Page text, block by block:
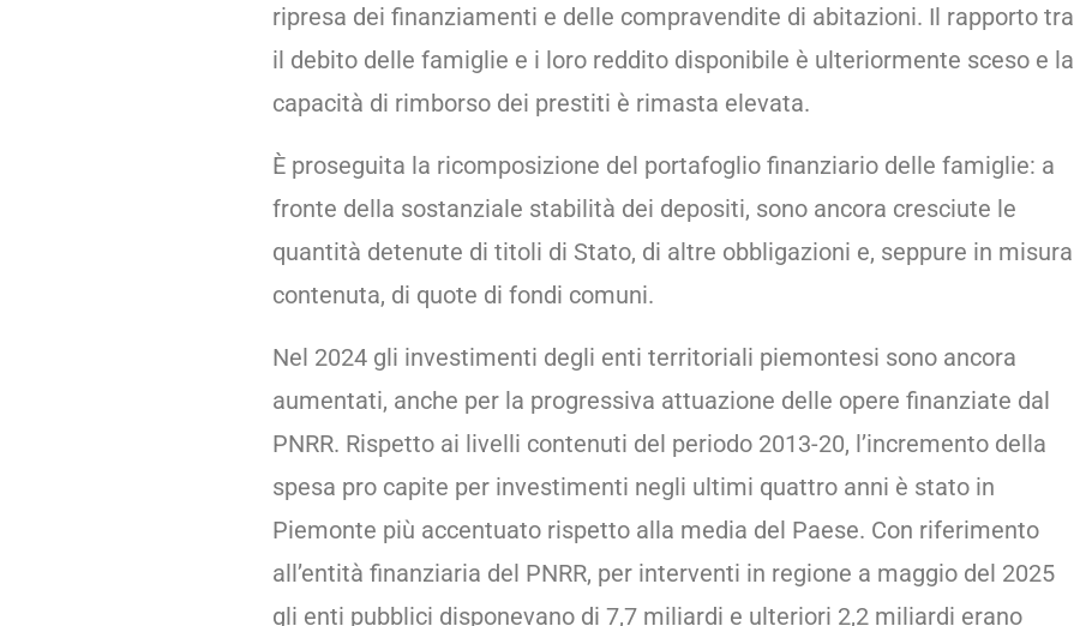
ripresa dei finanziamenti e delle compravendite di abitazioni. Il rapporto tra
il debito delle famiglie e i loro reddito disponibile è ulteriormente sceso e la
capacità di rimborso dei prestiti è rimasta elevata.
È proseguita la ricomposizione del portafoglio finanziario delle famiglie: a
fronte della sostanziale stabilità dei depositi, sono ancora cresciute le
quantità detenute di titoli di Stato, di altre obbligazioni e, seppure in misura
contenuta, di quote di fondi comuni.
Nel 2024 gli investimenti degli enti territoriali piemontesi sono ancora
aumentati, anche per la progressiva attuazione delle opere finanziate dal
PNRR. Rispetto ai livelli contenuti del periodo 2013-20, l’incremento della
spesa pro capite per investimenti negli ultimi quattro anni è stato in
Piemonte più accentuato rispetto alla media del Paese. Con riferimento
all’entità finanziaria del PNRR, per interventi in regione a maggio del 2025
gli enti pubblici disponevano di 7,7 miliardi e ulteriori 2,2 miliardi erano